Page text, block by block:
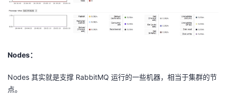
Nodes：
Nodes 其实就是支撑 RabbitMQ 运行的一些机器，相当于集群的节
点。